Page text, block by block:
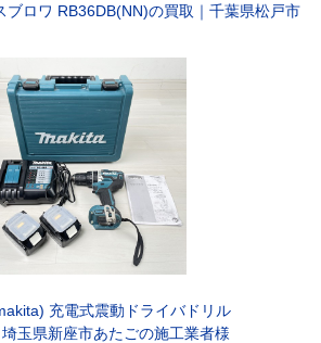
ブロワ RB36DB(NN)の買取｜千葉県松戸市
充電式震動ドライバドリル
玉県新座市あたごの施工業者様